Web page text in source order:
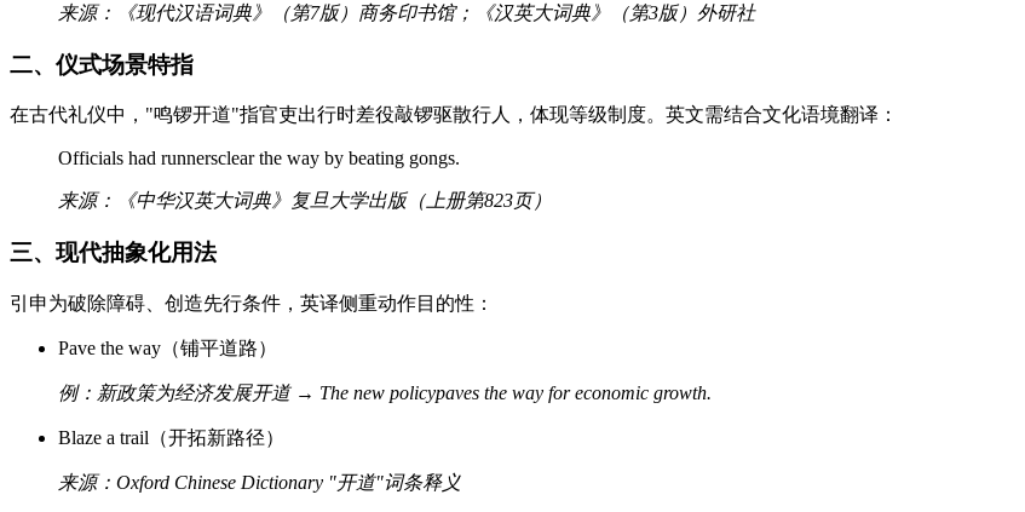
来源：《现代汉语词典》（第7版）商务印书馆；《汉英大词典》（第3版）外研社
二、仪式场景特指
在古代礼仪中，"鸣锣开道"指官吏出行时差役敲锣驱散行人，体现等级制度。英文需结合文化语境翻译：
Officials had runnersclear the way by beating gongs.
来源：《中华汉英大词典》复旦大学出版（上册第823页）
三、现代抽象化用法
引申为破除障碍、创造先行条件，英译侧重动作目的性：
Pave the way（铺平道路）
例：新政策为经济发展开道 → The new policypaves the way for economic growth.
Blaze a trail（开拓新路径）
来源：Oxford Chinese Dictionary "开道"词条释义